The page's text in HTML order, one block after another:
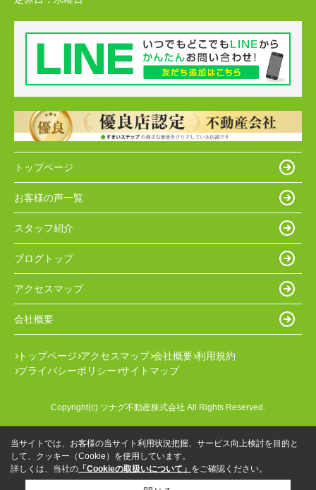
トップページ
お客様の声一覧
スタッフ紹介
ブログトップ
アクセスマップ
会社概要
トップページ アクセスマップ 会社概要 利用規約
プライバシーポリシー サイトマップ
Copyright(c) ツナグ不動産株式会社 All Rights Reserved.
当サイトでは、お客様の当サイト利用状況把握、サービス向上検討を目的と
して、クッキー（Cookie）を使用しています。
詳しくは、当社の 「Cookieの取扱いについて」 をご確認ください。